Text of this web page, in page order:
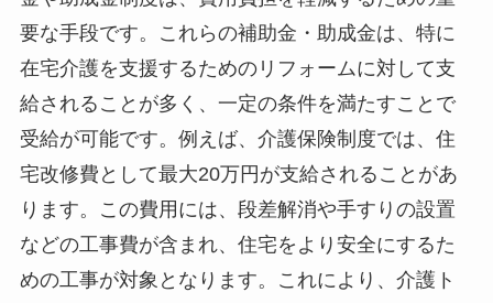
要な手段です。これらの補助金・助成金は、特に
在宅介護を支援するためのリフォームに対して支
給されることが多く、一定の条件を満たすことで
受給が可能です。例えば、介護保険制度では、住
宅改修費として最大20万円が支給されることがあ
ります。この費用には、段差解消や手すりの設置
などの工事費が含まれ、住宅をより安全にするた
めの工事が対象となります。これにより、介護ト